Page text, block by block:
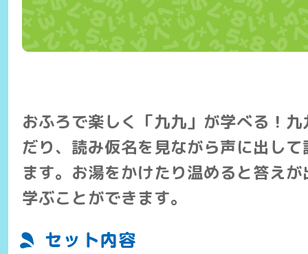
おふろで楽しく「九九」が学べる！
だり、読み仮名を見ながら声に出し
ます。お湯をかけたり温めると答え
学ぶことができます。